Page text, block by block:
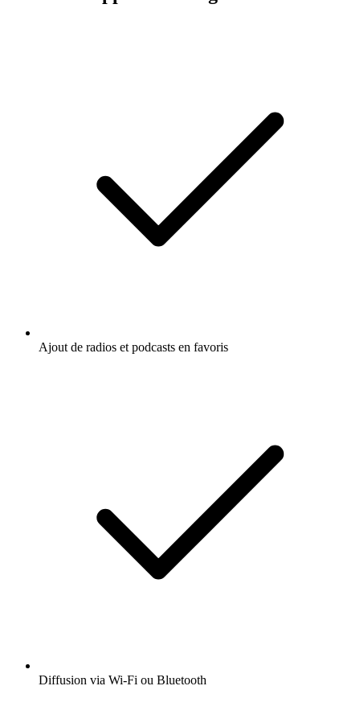
Ajout de radios et podcasts en favoris
Diffusion via Wi-Fi ou Bluetooth